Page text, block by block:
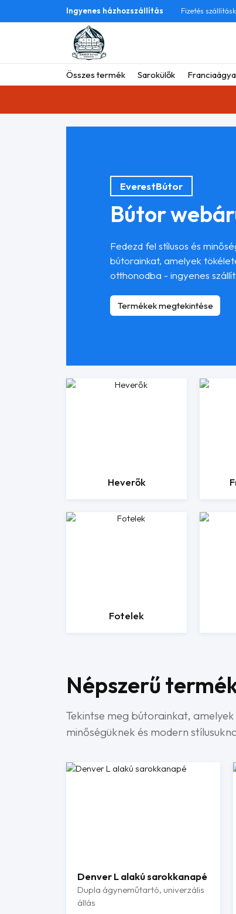
Ingyenes házhozszállítás Fizetés
Összes termék Sarokülők
EverestBútor
Bútor
Fedezd fel stílusos és
bútorainkat, amelyek
otthonodba - ingyenes
Termékek megtekintése
Heverők
Fotelek
Népszerű
Tekintse meg bútorainkat,
minőségüknek és modern
Denver L alakú sarokkanapé
Dupla ágyneműtartó, univerzális
állás